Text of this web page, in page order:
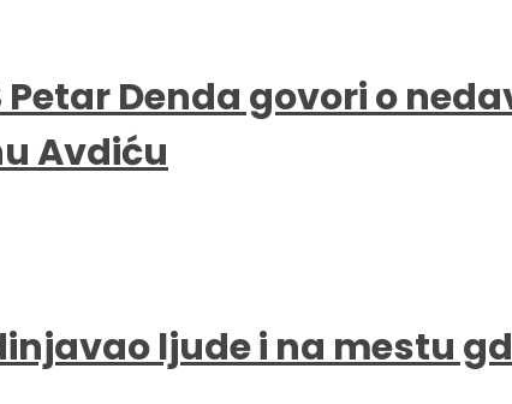
Petar Denda govori o
Avdiću
ljude i na mestu